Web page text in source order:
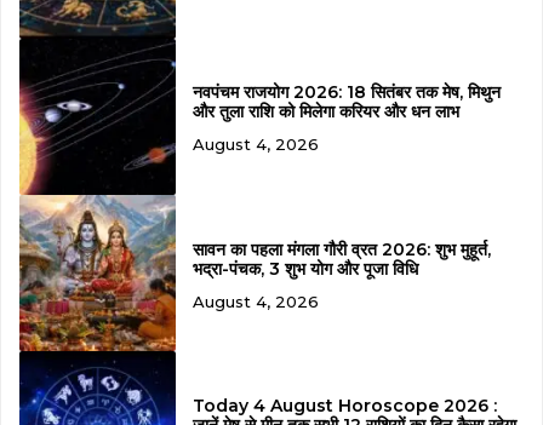
नवपंचम राजयोग 2026: 18 सितंबर तक मेष, मिथुन
और तुला राशि को मिलेगा करियर और धन लाभ
August 4, 2026
सावन का पहला मंगला गौरी व्रत 2026: शुभ मुहूर्त,
भद्रा-पंचक, 3 शुभ योग और पूजा विधि
August 4, 2026
Today 4 August Horoscope 2026 :